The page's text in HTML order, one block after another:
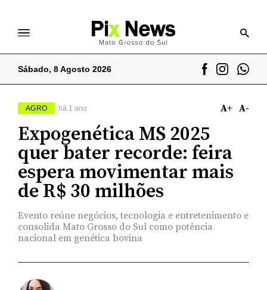
Sábado, 8 Agosto 2026
AGRO há 1 ano A+ A-
Expogenética MS 2025
quer bater recorde: feira
espera movimentar mais
de R$ 30 milhões
Evento reúne negócios, tecnologia e entretenimento e
consolida Mato Grosso do Sul como potência
nacional em genética bovina